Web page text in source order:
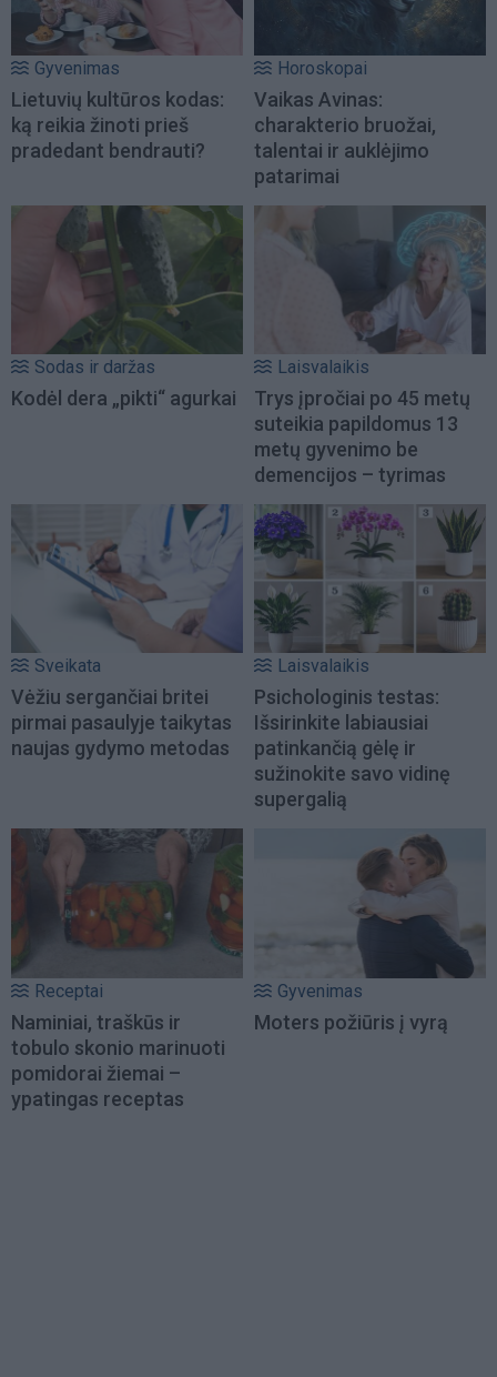
Gyvenimas
Lietuvių kultūros kodas:
ką reikia žinoti prieš
pradedant bendrauti?
Horoskopai
Vaikas Avinas:
charakterio bruožai,
talentai ir auklėjimo
patarimai
Sodas ir daržas
Kodėl dera „pikti“ agurkai
Laisvalaikis
Trys įpročiai po 45 metų
suteikia papildomus 13
metų gyvenimo be
demencijos – tyrimas
Sveikata
Vėžiu sergančiai britei
pirmai pasaulyje taikytas
naujas gydymo metodas
Laisvalaikis
Psichologinis testas:
Išsirinkite labiausiai
patinkančią gėlę ir
sužinokite savo vidinę
supergalią
Receptai
Naminiai, traškūs ir
tobulo skonio marinuoti
pomidorai žiemai –
ypatingas receptas
Gyvenimas
Moters požiūris į vyrą